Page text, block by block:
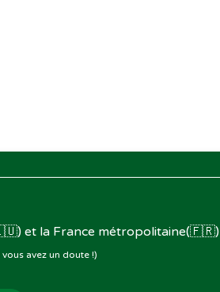
et la France métropolitaine(🇫🇷)
avez un doute !)